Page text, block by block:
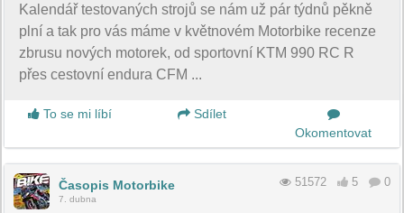
Kalendář testovaných strojů se nám už pár týdnů pěkně
plní a tak pro vás máme v květnovém Motorbike recenze
zbrusu nových motorek, od sportovní KTM 990 RC R
přes cestovní endura CFM ...
To se mi líbí
Sdílet
Okomentovat
Časopis Motorbike
7. dubna
51572 5 0